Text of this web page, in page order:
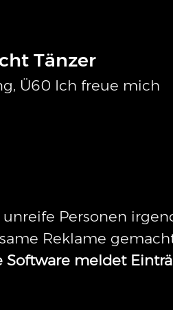
Tänzer
Ü60 Ich freue mich
Personen
Reklame
Software meldet